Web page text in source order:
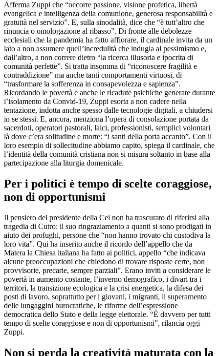
Afferma Zuppi che “occorre passione, visione profetica, libertà
evangelica e intelligenza della comunione, generosa responsabilità e
gratuità nel servizio”. E, sulla sinodalità, dice che “è tutt’altro che
rinuncia o omologazione al ribasso”. Di fronte alle debolezze
ecclesiali che la pandemia ha fatto affiorare, il cardinale invita da un
lato a non assumere quell’incredulità che indugia al pessimismo e,
dall’altro, a non correre dietro “la ricerca illusoria e ipocrita di
comunità perfette”. Si tratta insomma di “riconoscere fragilità e
contraddizione” ma anche tanti comportamenti virtuosi, di
“trasformare la sofferenza in consapevolezza e sapienza”.
Ricordando le povertà e anche le ricadute psichiche generate durante
l’isolamento da Convid-19, Zuppi esorta a non cadere nella
tentazione, indotta anche spesso dalle tecnologie digitali, a chiudersi
in se stessi. E, ancora, menziona l’opera di consolazione portata da
sacerdoti, operatori pastorali, laici, professionisti, semplici volontari
là dove c’era solitudine e morte: “i santi della porta accanto”. Con il
loro esempio di sollecitudine abbiamo capito, spiega il cardinale, che
l’identità della comunità cristiana non si misura soltanto in base alla
partecipazione alla liturgia domenicale.
Per i politici è tempo di scelte coraggiose,
non di opportunismi
Il pensiero del presidente della Cei non ha trascurato di riferirsi alla
tragedia di Cutro: il suo ringraziamento a quanti si sono prodigati in
aiuto dei profughi, persone che “non hanno trovato chi custodiva la
loro vita”. Qui ha inserito anche il ricordo dell’appello che da
Matera la Chiesa italiana ha fatto ai politici, appello “che indicava
alcune preoccupazioni che chiedono di trovare risposte certe, non
provvisorie, precarie, sempre parziali”. Erano inviti a considerare le
povertà in aumento costante, l’inverno demografico, i divari tra i
territori, la transizione ecologica e la crisi energetica, la difesa dei
posti di lavoro, soprattutto per i giovani, i migranti, il superamento
delle lungaggini burocratiche, le riforme dell’espressione
democratica dello Stato e della legge elettorale. “È davvero per tutti
tempo di scelte coraggiose e non di opportunismi”, rilancia oggi
Zuppi.
Non si perda la creatività maturata con la